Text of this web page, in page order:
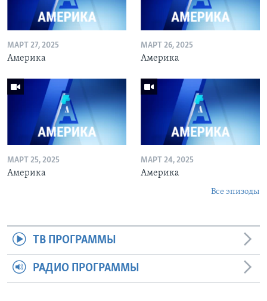
МАРТ 27, 2025
Америка
МАРТ 26, 2025
Америка
МАРТ 25, 2025
Америка
МАРТ 24, 2025
Америка
Все эпизоды
ТВ ПРОГРАММЫ
РАДИО ПРОГРАММЫ